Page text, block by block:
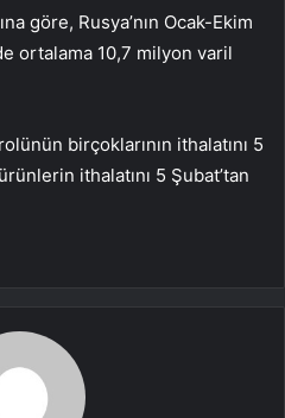
göre, Rusya’nın Ocak-Ekim
ortalama 10,7 milyon varil
birçoklarının ithalatını 5
ithalatını 5 Şubat’tan